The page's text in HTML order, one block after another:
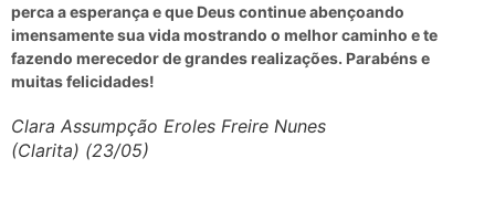
perca a esperança e que Deus continue abençoando
imensamente sua vida mostrando o melhor caminho e te
fazendo merecedor de grandes realizações. Parabéns e
muitas felicidades!
Clara Assumpção Eroles Freire Nunes
(Clarita) (23/05)